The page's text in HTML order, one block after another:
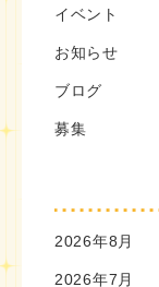
イベント
お知らせ
ブログ
募集
2026年8月
2026年7月